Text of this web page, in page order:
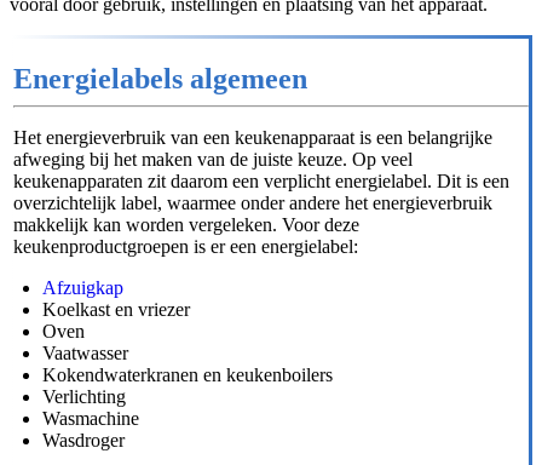
Energielabels algemeen
Het energieverbruik van een keukenapparaat is een belangrijke
afweging bij het maken van de juiste keuze. Op veel
keukenapparaten zit daarom een verplicht energielabel. Dit is een
overzichtelijk label, waarmee onder andere het energieverbruik
makkelijk kan worden vergeleken. Voor deze
keukenproductgroepen is er een energielabel:
Afzuigkap
Koelkast en vriezer
Oven
Vaatwasser
Kokendwaterkranen en keukenboilers
Verlichting
Wasmachine
Wasdroger